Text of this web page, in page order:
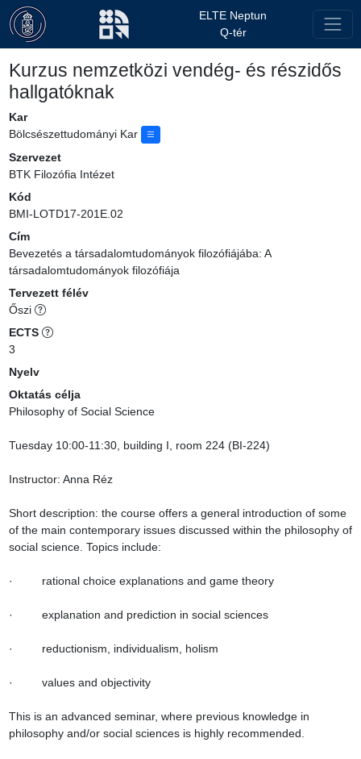
ELTE Neptun
Q-tér
Kurzus nemzetközi vendég- és részidős
hallgatóknak
Kar
Bölcsészettudományi Kar
Szervezet
BTK Filozófia Intézet
Kód
BMI-LOTD17-201E.02
Cím
Bevezetés a társadalomtudományok filozófiájába: A
társadalomtudományok filozófiája
Tervezett félév
Őszi
ECTS
3
Nyelv
Oktatás célja
Philosophy of Social Science
Tuesday 10:00-11:30, building I, room 224 (BI-224)
Instructor: Anna Réz
Short description: the course offers a general introduction of some
of the main contemporary issues discussed within the philosophy of
social science. Topics include:
·         rational choice explanations and game theory
·         explanation and prediction in social sciences
·         reductionism, individualism, holism
·         values and objectivity
This is an advanced seminar, where previous knowledge in
philosophy and/or social sciences is highly recommended.